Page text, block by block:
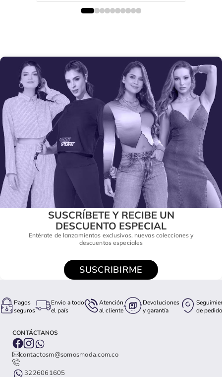
SUSCRÍBETE Y RECIBE UN
DESCUENTO ESPECIAL
Entérate de lanzamientos exclusivos, nuevas colecciones y
descuentos especiales
SUSCRIBIRME
Pagos
seguros
Envio a todo
el país
Atención
al cliente
Devoluciones
y garantía
de pedido
CONTÁCTANOS
contactosm@somosmoda.com.co
3226061605